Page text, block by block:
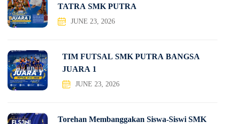
TATRA SMK PUTRA
JUNE 23, 2026
TIM FUTSAL SMK PUTRA BANGSA
JUARA 1
JUNE 23, 2026
Torehan Membanggakan Siswa-Siswi SMK